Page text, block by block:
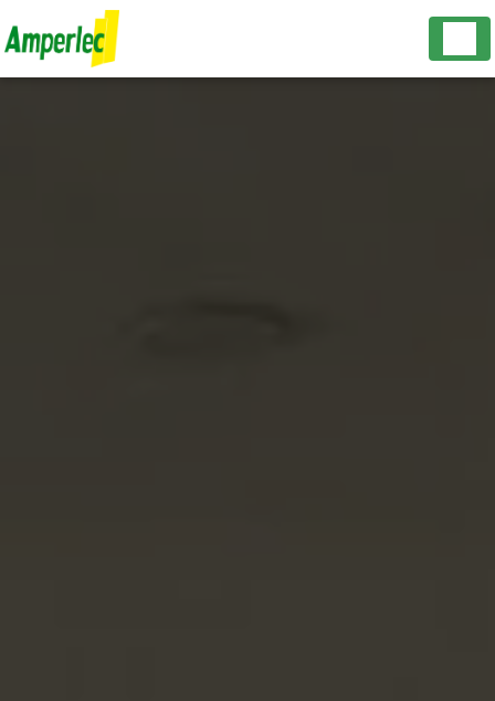
Panneau de gestion des cookies